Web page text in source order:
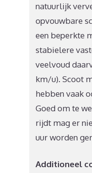
natuurlijk
opvouwbare
een beperkte
stabielere
veelvoud
km/u). Scoot
hebben vaak
Goed om te
rijdt mag er
uur worden
Additioneel